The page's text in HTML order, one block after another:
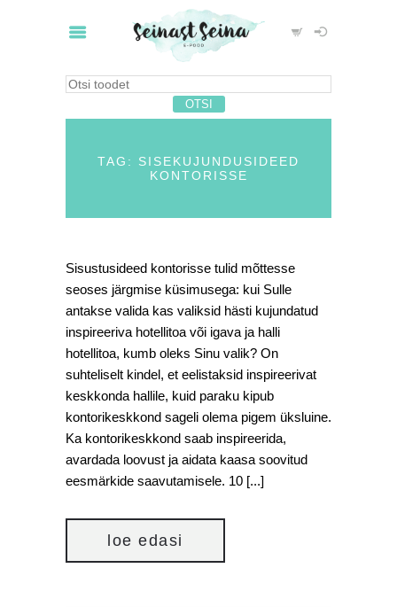
TAG: SISEKUJUNDUSIDEED
KONTORISSE
Sisustusideed kontorisse tulid mõttesse
seoses järgmise küsimusega: kui Sulle
antakse valida kas valiksid hästi kujundatud
inspireeriva hotellitoa või igava ja halli
hotellitoa, kumb oleks Sinu valik? On
suhteliselt kindel, et eelistaksid inspireerivat
keskkonda hallile, kuid paraku kipub
kontorikeskkond sageli olema pigem üksluine.
Ka kontorikeskkond saab inspireerida,
avardada loovust ja aidata kaasa soovitud
eesmärkide saavutamisele. 10 [...]
loe edasi